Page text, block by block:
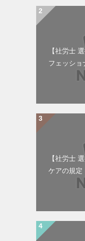
【社労士
フェッショ
【社労士
ケアの規定